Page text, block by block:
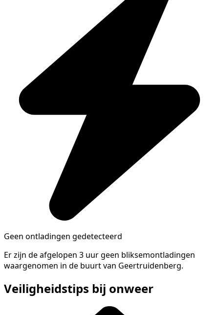
Geen ontladingen gedetecteerd
Er zijn de afgelopen 3 uur geen bliksemontladingen
waargenomen in de buurt van Geertruidenberg.
Veiligheidstips bij onweer